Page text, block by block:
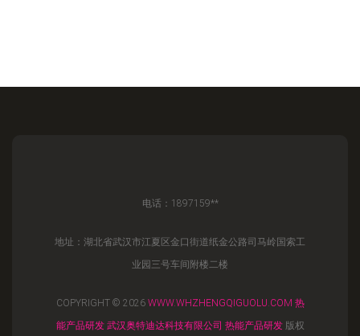
电话：1897159**
地址：湖北省武汉市江夏区金口街道纸金公路司马岭国索工
业园三号车间附楼二楼
COPYRIGHT © 2026 WWW.WHZHENGQIGUOLU.COM 热
能产品研发 武汉奥特迪达科技有限公司 热能产品研发版权